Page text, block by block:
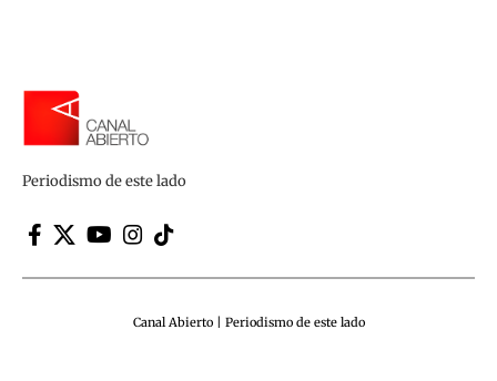
Periodismo de este lado
Canal Abierto | Periodismo de este lado